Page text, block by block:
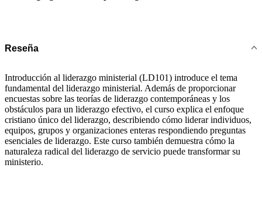
Reseña
Introducción al liderazgo ministerial (LD101) introduce el tema
fundamental del liderazgo ministerial. Además de proporcionar
encuestas sobre las teorías de liderazgo contemporáneas y los
obstáculos para un liderazgo efectivo, el curso explica el enfoque
cristiano único del liderazgo, describiendo cómo liderar individuos,
equipos, grupos y organizaciones enteras respondiendo preguntas
esenciales de liderazgo. Este curso también demuestra cómo la
naturaleza radical del liderazgo de servicio puede transformar su
ministerio.